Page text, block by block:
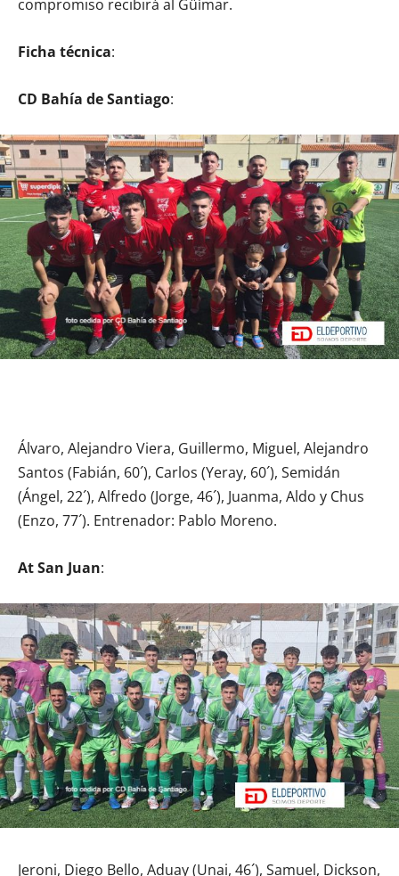
compromiso recibirá al Güímar.
Ficha técnica:
CD Bahía de Santiago:
Álvaro, Alejandro Viera, Guillermo, Miguel, Alejandro
Santos (Fabián, 60´), Carlos (Yeray, 60´), Semidán
(Ángel, 22´), Alfredo (Jorge, 46´), Juanma, Aldo y Chus
(Enzo, 77´). Entrenador: Pablo Moreno.
At San Juan:
Jeroni, Diego Bello, Aduay (Unai, 46´), Samuel, Dickson,